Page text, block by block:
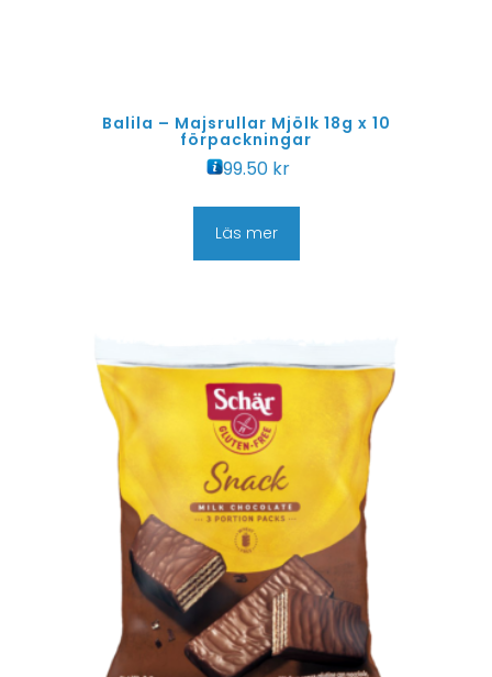
Balila – Majsrullar Mjölk 18g x 10
förpackningar
99.50 kr
Läs mer